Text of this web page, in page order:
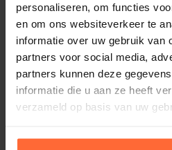
personaliseren, om functies
en om ons websiteverkeer te
informatie over uw gebruik van
partners voor social media,
partners kunnen deze
informatie die u aan ze heeft
verzameld op basis van uw